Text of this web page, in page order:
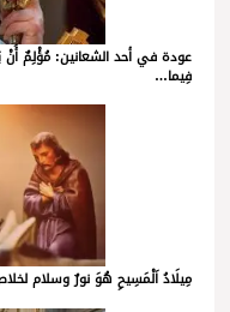
عودة في أحد الشعانين: مُؤْلِمٌ أَنْ
فِيما…
مِيلَادُ اَلْمَسِيحِ هُوَ نورٌ وسلام